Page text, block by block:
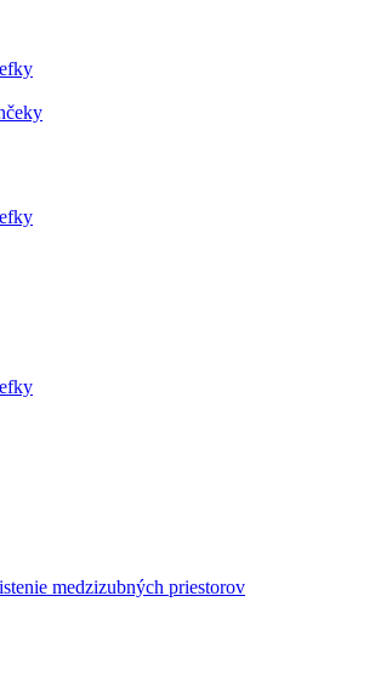
medzizubných priestorov